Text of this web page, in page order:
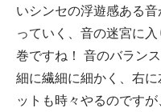
いシンセの浮遊感ある
っていく、音の迷宮に
巻ですね！ 音のバラン
細に繊細に細かく、右
ットも時々やるのです